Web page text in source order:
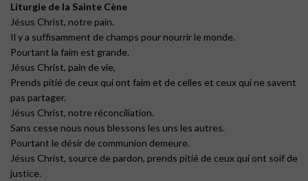
Liturgie de la Sainte Cène
Jésus Christ, notre pain.
Il y a suffisamment de champs pour nourrir le monde.
Pourtant la faim est grande.
Jésus Christ, pain de vie,
Prends pitié de ceux qui ont faim et de celles et ceux qui ne savent
pas partager.
Jésus Christ, notre réconciliation.
Sans cesse nous nous blessons les uns les autres.
Pourtant le désir de communion demeure.
Jésus Christ, source de pardon, prends pitié de ceux qui ont soif de
justice.